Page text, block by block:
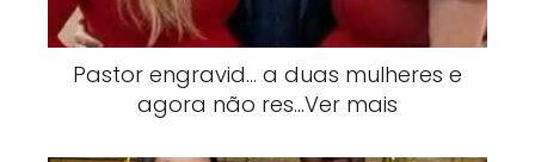
Pastor engravid… a duas mulheres e
agora não res…Ver mais